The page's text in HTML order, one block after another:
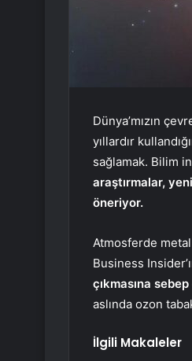
Dünya’mızın
yıllardır
sağlamak. Bilim
araştırmalar,
öneriyor.
Atmosferde metal
Business
çıkmasına
aslında ozon
İlgili Makaleler